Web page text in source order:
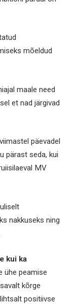
mõeldud
maale need
et nad järgivad
päevadel
pärast seda, kui
MV
nakkuseks ning
kui ka
ühe peamise
kõrge
positiivse